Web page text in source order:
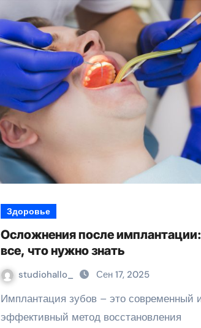
Здоровье
Осложнения после имплантации:
все, что нужно знать
studiohallo_ Сен 17, 2025
Имплантация зубов – это современный и
эффективный метод восстановления